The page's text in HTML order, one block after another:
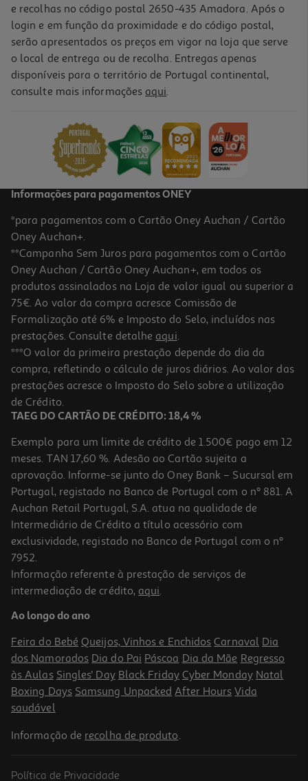
4.9
Doce Extra 50% Frutos Auchan Mirtilo 360g
4.8
Doce Auchan Light 50% Frutos Morango 340g
4.68 €/Kg
1,59 €
Doce Auchan Extra 50% Frutos Alperce 360g
6.08 €/Kg
2,19 €
e recolhas no código postal 2650-435 Amadora. Após o
login e em função da proximidade e do código postal,
serão apresentados os preços em vigor na loja que serve
o local de entrega ou de recolha. Entregas apenas
disponíveis para o território de Portugal continental,
consulte mais informações aqui.
Informações para pagamentos ONEY
*para pagamentos com o Cartão Oney Auchan / Cartão
Oney Auchan+.
**Campanha Sem Juros para pagamentos com o Cartão
Oney Auchan / Cartão Oney Auchan+, em todos os
produtos assinalados na Loja de valor igual ou superior a
75€. Ao valor da compra acresce Comissão de
Formalização até 6% e Imposto do Selo, incluídos nas
prestações. Consulte detalhe aqui.
***O valor da primeira prestação depende do dia da
compra, refletindo o cálculo de juros diários. Ao valor das
prestações acresce o Imposto do Selo sobre a utilização
de Crédito.
TAEG DO CARTÃO DE CRÉDITO: 18,4 %
Exemplo para um limite de crédito de 1.500€ pago em 12
meses. TAN 17,60 %. Adesão ao Cartão sujeita a
aprovação. Informe-se junto do Oney Bank – Sucursal em
Portugal, registado no Banco de Portugal com o nº 881. A
Auchan Retail Portugal, S.A. atua na qualidade de
Intermediário de Crédito a título acessório com
exclusividade, registado no Banco de Portugal com o nº
7952.
Informação referente à prestação de serviços de
intermediação de crédito, aqui.
Ao longo do ano
Feira do Bebé Queijos, Vinhos e Enchidos Carnaval Dia
dos Namorados Dia do Pai Páscoa Dia da Mãe Regresso
às Aulas Singles' Day Black Friday Cyber Monday Natal
Boxing Days Samsung Unpacked After Hours Vida
saudável
Informação de recolha de produto.
Política de Privacidade